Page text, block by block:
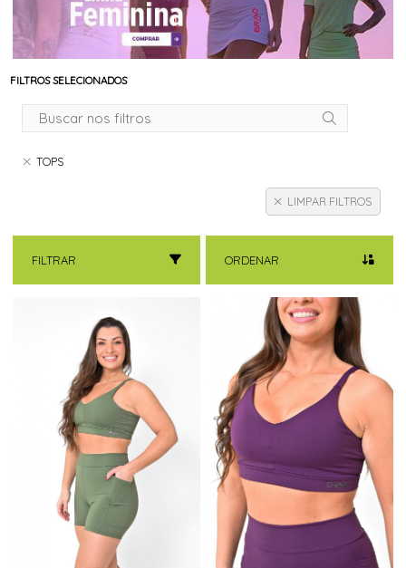
FILTROS SELECIONADOS
TOPS
LIMPAR FILTROS
FILTRAR ORDENAR